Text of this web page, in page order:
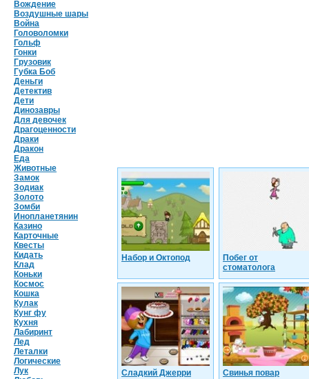
Вождение
Воздушные шары
Война
Головоломки
Гольф
Гонки
Грузовик
Губка Боб
Деньги
Детектив
Дети
Динозавры
Для девочек
Драгоценности
Драки
Дракон
Еда
Животные
Замок
Зодиак
Золото
Зомби
Инопланетянин
Казино
Карточные
Квесты
Кидать
Клад
Коньки
Космос
Кошка
Кулак
Кунг фу
Кухня
Лабиринт
Лед
Леталки
Логические
Лук
Набор и Октопод
Побег от
стоматолога
Сладкий Джерри
Свинья повар